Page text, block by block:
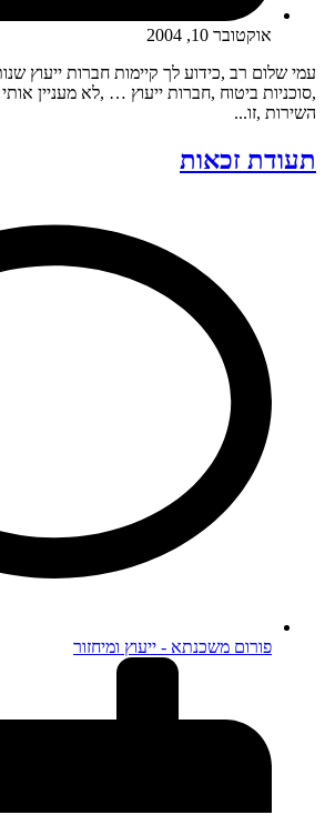
אוקטובר 10, 2004
עמי שלום רב ,כידוע לך קיימות חברות ייעוץ
,סוכניות ביטוח ,חברות ייעוץ … ,לא מעניין
השירות ,זו...
תעודת זכאות
פורום משכנתא - ייעוץ ומיחזור